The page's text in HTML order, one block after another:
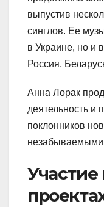
выпустив
синглов. Ее
в Украине, но и
Россия,
Анна Лорак
деятельность и
поклонников